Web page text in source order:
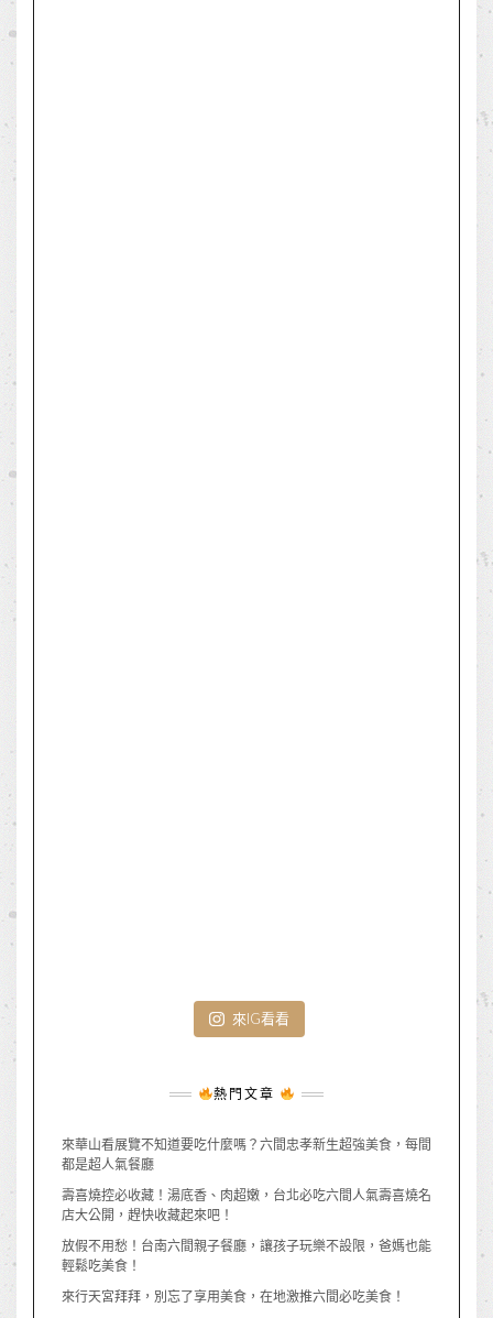
來IG看看
熱門文章
來華山看展覽不知道要吃什麼嗎？六間忠孝新生超強美食，每間
都是超人氣餐廳
壽喜燒控必收藏！湯底香、肉超嫩，台北必吃六間人氣壽喜燒名
店大公開，趕快收藏起來吧！
放假不用愁！台南六間親子餐廳，讓孩子玩樂不設限，爸媽也能
輕鬆吃美食！
來行天宮拜拜，別忘了享用美食，在地激推六間必吃美食！